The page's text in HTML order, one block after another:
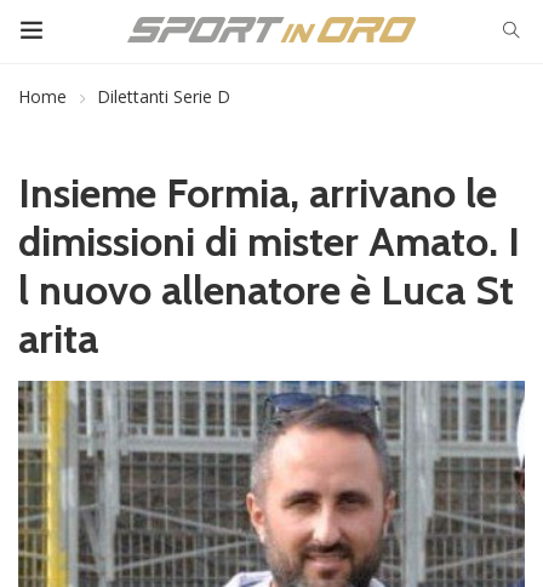
Home Dilettanti Serie D
Insieme Formia, arrivano le
dimissioni di mister Amato. I
l nuovo allenatore è Luca St
arita